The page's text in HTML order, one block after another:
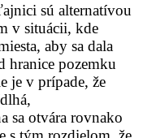
sú alternatívou
v situácii, kde
aby sa dala
hranice pozemku
je v prípade, že
sa otvára rovnako